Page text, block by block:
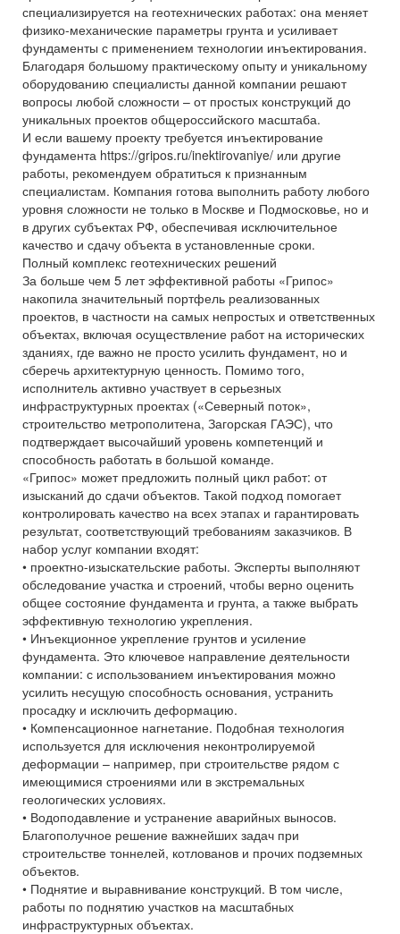
специализируется на геотехнических работах: она меняет
физико-механические параметры грунта и усиливает
фундаменты с применением технологии инъектирования.
Благодаря большому практическому опыту и уникальному
оборудованию специалисты данной компании решают
вопросы любой сложности – от простых конструкций до
уникальных проектов общероссийского масштаба.
И если вашему проекту требуется инъектирование
фундамента https://gripos.ru/inektirovaniye/ или другие
работы, рекомендуем обратиться к признанным
специалистам. Компания готова выполнить работу любого
уровня сложности не только в Москве и Подмосковье, но и
в других субъектах РФ, обеспечивая исключительное
качество и сдачу объекта в установленные сроки.
Полный комплекс геотехнических решений
За больше чем 5 лет эффективной работы «Грипос»
накопила значительный портфель реализованных
проектов, в частности на самых непростых и ответственных
объектах, включая осуществление работ на исторических
зданиях, где важно не просто усилить фундамент, но и
сберечь архитектурную ценность. Помимо того,
исполнитель активно участвует в серьезных
инфраструктурных проектах («Северный поток»,
строительство метрополитена, Загорская ГАЭС), что
подтверждает высочайший уровень компетенций и
способность работать в большой команде.
«Грипос» может предложить полный цикл работ: от
изысканий до сдачи объектов. Такой подход помогает
контролировать качество на всех этапах и гарантировать
результат, соответствующий требованиям заказчиков. В
набор услуг компании входят:
• проектно-изыскательские работы. Эксперты выполняют
обследование участка и строений, чтобы верно оценить
общее состояние фундамента и грунта, а также выбрать
эффективную технологию укрепления.
• Инъекционное укрепление грунтов и усиление
фундамента. Это ключевое направление деятельности
компании: с использованием инъектирования можно
усилить несущую способность основания, устранить
просадку и исключить деформацию.
• Компенсационное нагнетание. Подобная технология
используется для исключения неконтролируемой
деформации – например, при строительстве рядом с
имеющимися строениями или в экстремальных
геологических условиях.
• Водоподавление и устранение аварийных выносов.
Благополучное решение важнейших задач при
строительстве тоннелей, котлованов и прочих подземных
объектов.
• Поднятие и выравнивание конструкций. В том числе,
работы по поднятию участков на масштабных
инфраструктурных объектах.